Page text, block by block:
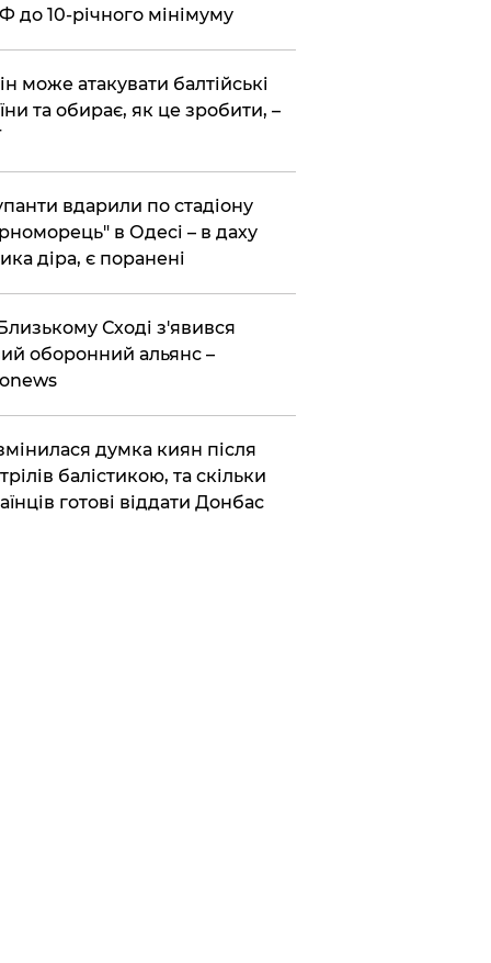
до 10-річного мінімуму
може атакувати балтійські
та обирає, як це зробити, –
вдарили по стадіону
в Одесі – в даху
діра, є поранені
Сході з'явився
оборонний альянс –
думка киян після
балістикою, та скільки
готові віддати Донбас